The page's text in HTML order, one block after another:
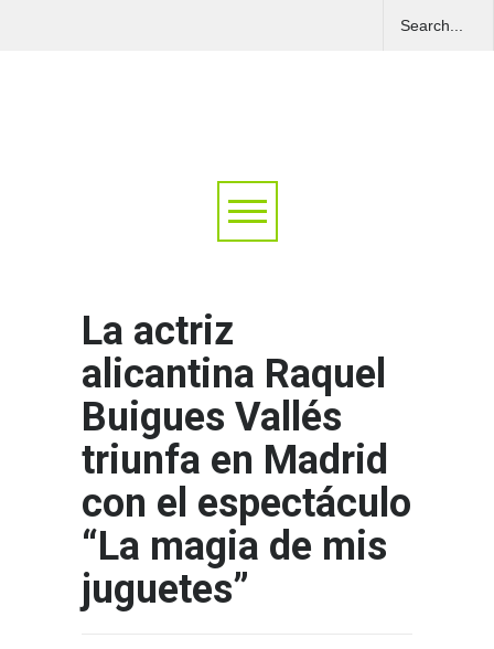
La actriz
alicantina Raquel
Buigues Vallés
triunfa en Madrid
con el espectáculo
“La magia de mis
juguetes”